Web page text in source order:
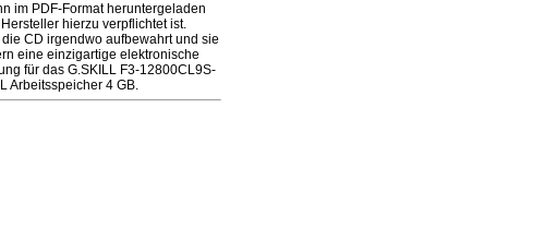
im PDF-Format heruntergeladen
hierzu verpflichtet ist.
CD irgendwo aufbewahrt und sie
eine einzigartige elektronische
für das G.SKILL F3-12800CL9S-
Arbeitsspeicher 4 GB.